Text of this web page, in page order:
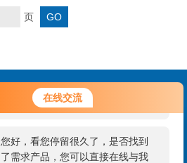
在线交流
您好！欢迎前来咨询，很高兴为您
服务，请问您要咨询什么问题呢？
您好，看您停留很久了，是否找到
了需求产品，您可以直接在线与我
页